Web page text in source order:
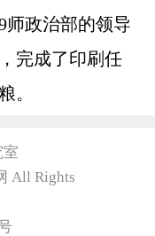
师政治部的领导
完成了印刷任
。
All Rights